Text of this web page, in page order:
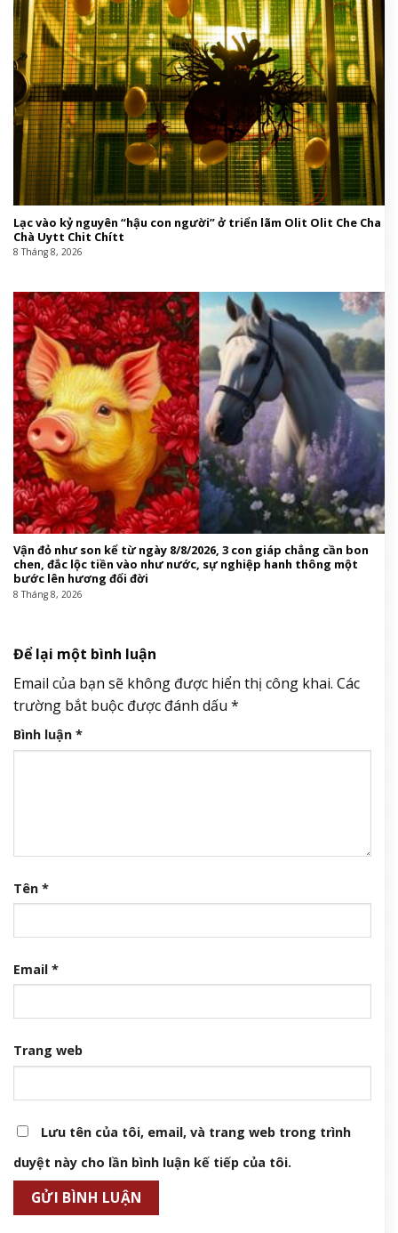
Lạc vào kỷ nguyên “hậu con người” ở triển lãm Olit Olit Che Cha
Chà Uytt Chit Chítt
8 Tháng 8, 2026
Vận đỏ như son kể từ ngày 8/8/2026, 3 con giáp chẳng cần bon
chen, đắc lộc tiền vào như nước, sự nghiệp hanh thông một
bước lên hương đổi đời
8 Tháng 8, 2026
Để lại một bình luận
Email của bạn sẽ không được hiển thị công khai. Các
trường bắt buộc được đánh dấu *
Bình luận *
Tên *
Email *
Trang web
Lưu tên của tôi, email, và trang web trong trình
duyệt này cho lần bình luận kế tiếp của tôi.